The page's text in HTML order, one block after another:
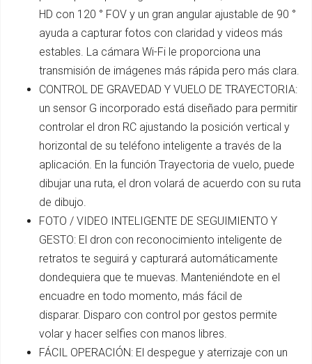
HD con 120 ° FOV y un gran angular ajustable de 90 °
ayuda a capturar fotos con claridad y videos más
estables. La cámara Wi-Fi le proporciona una
transmisión de imágenes más rápida pero más clara.
CONTROL DE GRAVEDAD Y VUELO DE TRAYECTORIA:
un sensor G incorporado está diseñado para permitir
controlar el dron RC ajustando la posición vertical y
horizontal de su teléfono inteligente a través de la
aplicación. En la función Trayectoria de vuelo, puede
dibujar una ruta, el dron volará de acuerdo con su ruta
de dibujo.
FOTO / VIDEO INTELIGENTE DE SEGUIMIENTO Y
GESTO: El dron con reconocimiento inteligente de
retratos te seguirá y capturará automáticamente
dondequiera que te muevas. Manteniéndote en el
encuadre en todo momento, más fácil de
disparar. Disparo con control por gestos permite
volar y hacer selfies con manos libres.
FÁCIL OPERACIÓN: El despegue y aterrizaje con un